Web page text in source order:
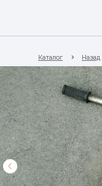
Каталог Назад